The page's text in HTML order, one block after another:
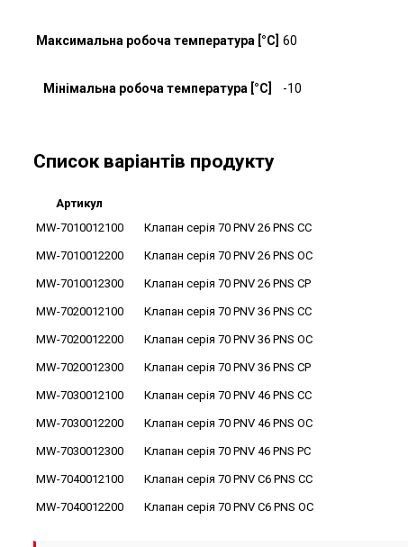
Максимальна робоча температура [°C] 60
Мінімальна робоча температура [°C] -10
Список варіантів продукту
Артикул
MW-7010012100
Клапан серія 70 PNV 26 PNS CC
MW-7010012200
Клапан серія 70 PNV 26 PNS OC
MW-7010012300
Клапан серія 70 PNV 26 PNS CP
MW-7020012100
Клапан серія 70 PNV 36 PNS CC
MW-7020012200
Клапан серія 70 PNV 36 PNS OC
MW-7020012300
Клапан серія 70 PNV 36 PNS CP
MW-7030012100
Клапан серія 70 PNV 46 PNS CC
MW-7030012200
Клапан серія 70 PNV 46 PNS OC
MW-7030012300
Клапан серія 70 PNV 46 PNS PC
MW-7040012100
Клапан серія 70 PNV C6 PNS CC
MW-7040012200
Клапан серія 70 PNV C6 PNS OC